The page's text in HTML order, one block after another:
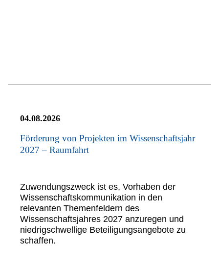
04.08.2026
Förderung von Projekten im Wissenschaftsjahr
2027 – Raumfahrt
Zuwendungszweck ist es, Vorhaben der
Wissenschaftskommunikation in den
relevanten Themenfeldern des
Wissenschaftsjahres 2027 anzuregen und
niedrigschwellige Beteiligungsangebote zu
schaffen.